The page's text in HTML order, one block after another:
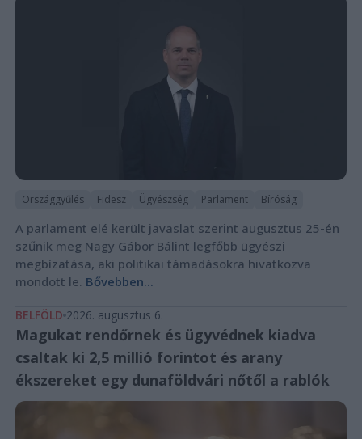
Országgyűlés Fidesz Ügyészség Parlament Bíróság
A parlament elé került javaslat szerint augusztus 25-én
szűnik meg Nagy Gábor Bálint legfőbb ügyészi
megbízatása, aki politikai támadásokra hivatkozva
mondott le. Bővebben...
BELFÖLD 2026. augusztus 6.
Magukat rendőrnek és ügyvédnek kiadva
csaltak ki 2,5 millió forintot és arany
ékszereket egy dunaföldvári nőtől a rablók